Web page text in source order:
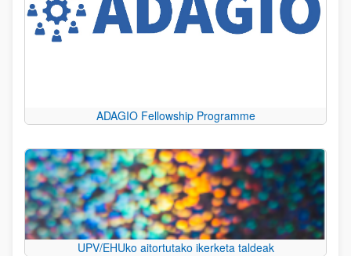
ADAGIO Fellowship Programme
UPV/EHUko aitortutako ikerketa taldeak